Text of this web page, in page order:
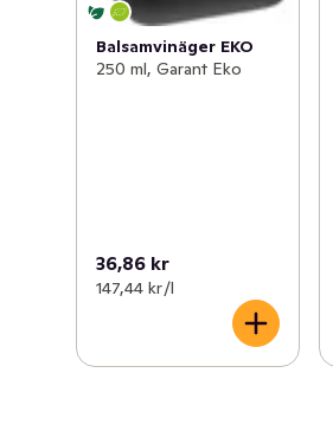
Balsamvinäger EKO
250 ml, Garant Eko
36,86 kr
147,44 kr /l